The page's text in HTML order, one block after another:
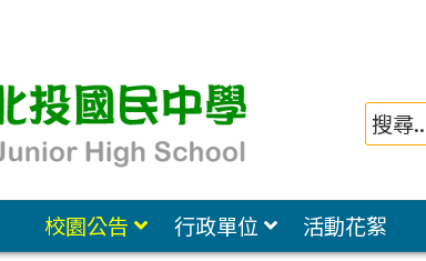
校園公告 行政單位 活動花絮